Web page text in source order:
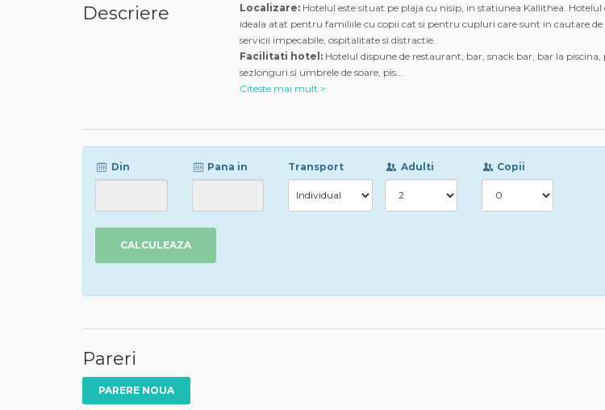
Descriere Localizare: Hotelul este situat pe plaja cu nisip, in statiunea Kallithea. Hotelul
ideala atat pentru familiile cu copii cat si pentru cupluri care sunt in cautare de
servicii impecabile, ospitalitate si distractie.
Facilitati hotel: Hotelul dispune de restaurant, bar, snack bar, bar la piscina,
sezlonguri si umbrele de soare, pis
Citeste mai mult >
Din Pana in Transport Adulti Copii
CALCULEAZA
Pareri
PARERE NOUA